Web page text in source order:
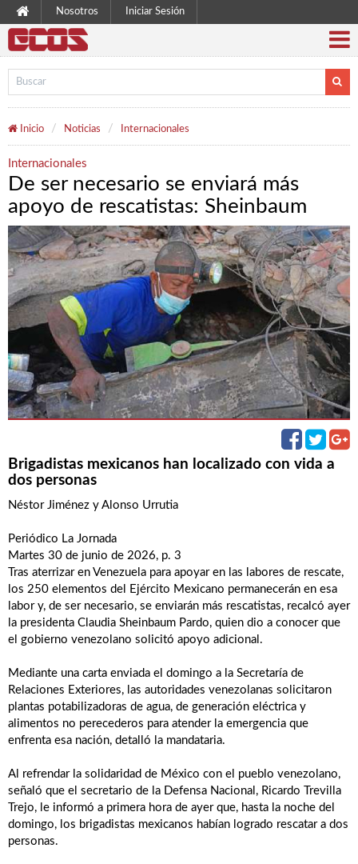
Nosotros Iniciar Sesión
Inicio Noticias Internacionales
Internacionales
De ser necesario se enviará más
apoyo de rescatistas: Sheinbaum
Brigadistas mexicanos han localizado con vida a
dos personas
Néstor Jiménez y Alonso Urrutia
Periódico La Jornada
Martes 30 de junio de 2026, p. 3
Tras aterrizar en Venezuela para apoyar en las labores de rescate,
los 250 elementos del Ejército Mexicano permanecerán en esa
labor y, de ser necesario, se enviarán más rescatistas, recalcó ayer
la presidenta Claudia Sheinbaum Pardo, quien dio a conocer que
el gobierno venezolano solicitó apoyo adicional.
Mediante una carta enviada el domingo a la Secretaría de
Relaciones Exteriores, las autoridades venezolanas solicitaron
plantas potabilizadoras de agua, de generación eléctrica y
alimentos no perecederos para atender la emergencia que
enfrenta esa nación, detalló la mandataria.
Al refrendar la solidaridad de México con el pueblo venezolano,
señaló que el secretario de la Defensa Nacional, Ricardo Trevilla
Trejo, le informó a primera hora de ayer que, hasta la noche del
domingo, los brigadistas mexicanos habían logrado rescatar a dos
personas.